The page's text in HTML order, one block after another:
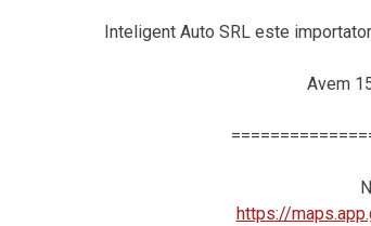
Inteligent Auto SRL este
Avem
https://